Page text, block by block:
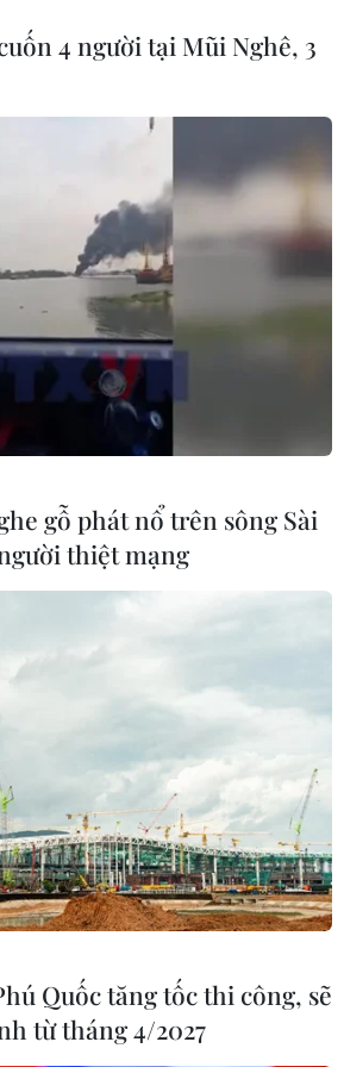
nghị có mức giá phù hợp
Nam mong nhận được sự phối
chủ đầu tư các dự án năng lượng
chuẩn bị hồ sơ đàm phán, để
giá điện gió, điện Mặt
trước 31/3
lượng tái tạo bị chậm tiến độ
so với kế hoạch; trong đó, có 34
tổng công suất gần 2.091MW đã
thử nghiệm.
4 người tại Mũi Nghê, 3
gỗ phát nổ trên sông Sài
thiệt mạng
Quốc tăng tốc thi công, sẽ
từ tháng 4/2027